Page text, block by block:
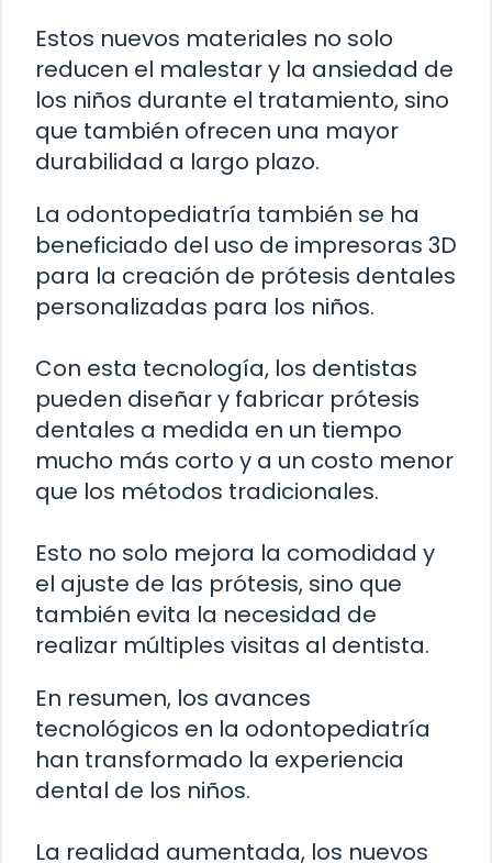
Estos nuevos materiales no solo
reducen el malestar y la ansiedad de
los niños durante el tratamiento, sino
que también ofrecen una mayor
durabilidad a largo plazo.
La odontopediatría también se ha
beneficiado del uso de impresoras 3D
para la creación de prótesis dentales
personalizadas para los niños.
Con esta tecnología, los dentistas
pueden diseñar y fabricar prótesis
dentales a medida en un tiempo
mucho más corto y a un costo menor
que los métodos tradicionales.
Esto no solo mejora la comodidad y
el ajuste de las prótesis, sino que
también evita la necesidad de
realizar múltiples visitas al dentista.
En resumen, los avances
tecnológicos en la odontopediatría
han transformado la experiencia
dental de los niños.
La realidad aumentada, los nuevos